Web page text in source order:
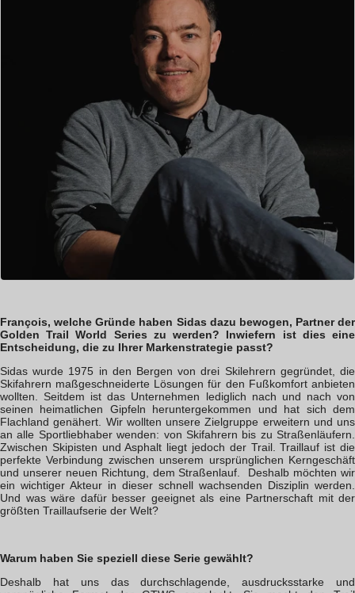
François, welche Gründe haben Sidas dazu bewogen, Partner der
Golden Trail World Series zu werden? Inwiefern ist dies eine
Entscheidung, die zu Ihrer Markenstrategie passt?
Sidas wurde 1975 in den Bergen von drei Skilehrern gegründet, die
Skifahrern maßgeschneiderte Lösungen für den Fußkomfort anbieten
wollten. Seitdem ist das Unternehmen lediglich nach und nach von
seinen heimatlichen Gipfeln heruntergekommen und hat sich dem
Flachland genähert. Wir wollten unsere Zielgruppe erweitern und uns
an alle Sportliebhaber wenden: von Skifahrern bis zu Straßenläufern.
Zwischen Skipisten und Asphalt liegt jedoch der Trail. Traillauf ist die
perfekte Verbindung zwischen unserem ursprünglichen Kerngeschäft
und unserer neuen Richtung, dem Straßenlauf.
Deshalb möchten wir
ein wichtiger Akteur in dieser schnell wachsenden Disziplin werden.
Und was wäre dafür besser geeignet als eine Partnerschaft mit der
größten Traillaufserie der Welt?
Warum haben Sie speziell diese Serie gewählt?
Deshalb hat uns das durchschlagende, ausdrucksstarke und